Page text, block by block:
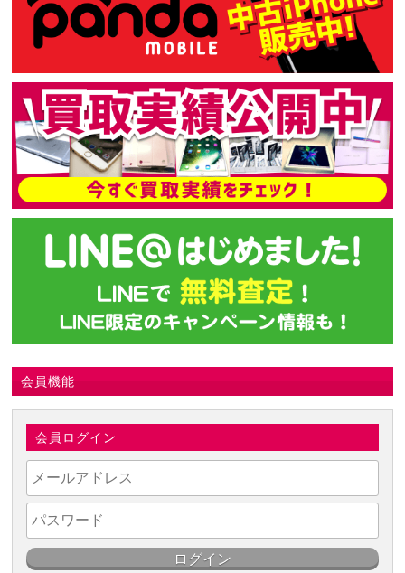
会員機能
会員ログイン